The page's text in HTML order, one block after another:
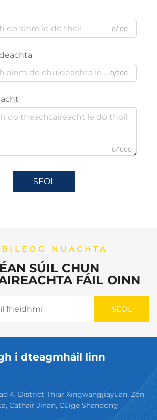
0/100
0/200
0/1000
SEOL
NUACHTA
SÚIL CHUN
FÁIL OINN
i dteagmháil linn
4, District Thiar Xingwangjiayuan, Zón
Cathair Jinan, Cúige Shandong